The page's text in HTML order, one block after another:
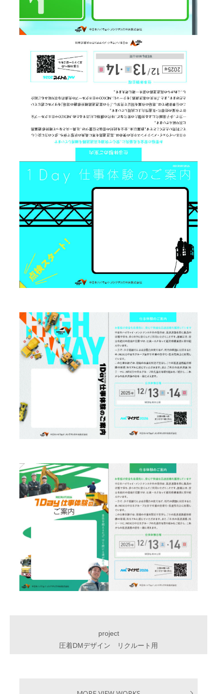
project
圧着DMデザイン リクルート用